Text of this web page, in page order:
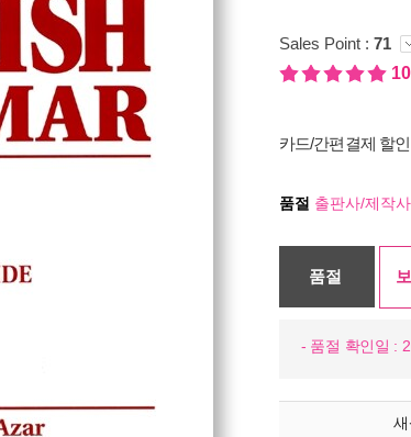
Sales Point : 71
카드/간편결제 할인
품절 출판사/제작
품절
- 품절 확인일 :